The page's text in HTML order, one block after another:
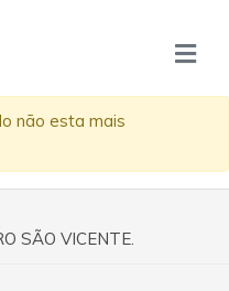
não esta mais
SÃO VICENTE.